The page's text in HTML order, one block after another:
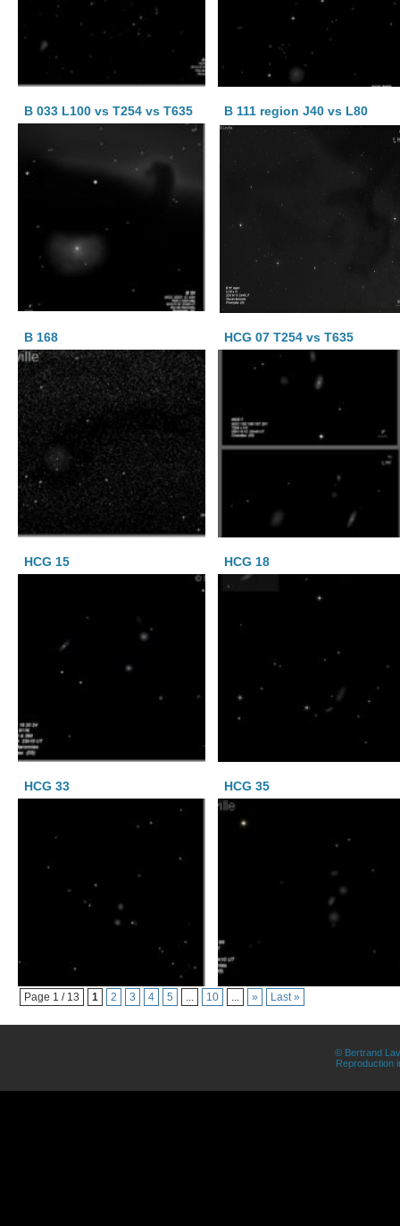
B 033 L100 vs T254 vs T635 B 111 region J40 vs L80
B 168 HCG 07 T254 vs T635
HCG 15 HCG 18
HCG 33 HCG 35
Page 1 / 13 1 2 3 4 5 ... 10 ... » Last »
© Bertrand
Reproduction